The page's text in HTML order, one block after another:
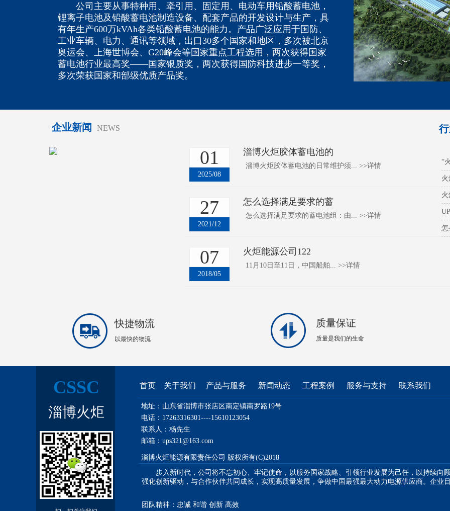
公司主要从事特种用、牵引用、固定用、电动车用铅酸蓄电池，
锂离子电池及铅酸蓄电池制造设备、配套产品的开发设计与生产，具
有年生产600万kVAh各类铅酸蓄电池的能力。产品广泛应用于国防、
工业车辆、电力、通讯等领域，出口30多个国家和地区，多次被北京
奥运会、上海世博会、G20峰会等国家重点工程选用，两次获得国家
蓄电池行业最高奖——国家银质奖，两次获得国防科技进步一等奖，
多次荣获国家和部级优质产品奖。
企业新闻 NEWS
01
2025/08
淄博火炬胶体蓄电池的
淄博火炬胶体蓄电池的日常维护须...>>详情
27
2021/12
怎么选择满足要求的蓄
怎么选择满足要求的蓄电池组：由...>>详情
07
2018/05
火炬能源公司122
11月10日至11日，中国船舶...>>详情
“
怎
质量保证
质量是我们的生命
快捷物流
以最快的物流
CSSC 首页 关于我们 产品与服务 新闻动态 工程案例 服务与支持 联系我们
地址：山东省淄博市张店区南定镇南罗路19号
电话：17263316301----15610123054
联系人：杨先生
邮箱： ups321@163.com
淄博火炬能源有限责任公司 版权所有(C)2018
淄博火炬
步入新时代，公司将不忘初心、牢记使命，以服务国家战略、引领行业发展为己任，以持续向
强化创新驱动，与合作伙伴共同成长，实现高质量发展，争做中国最强最大动力电源供应商。企业
团队精神：忠诚 和谐 创新 高效